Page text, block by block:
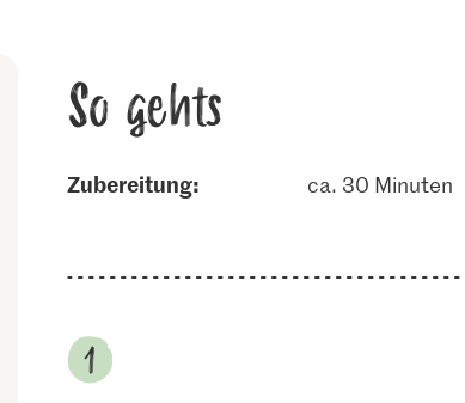
So gehts
Zubereitung: ca. 30 Minuten